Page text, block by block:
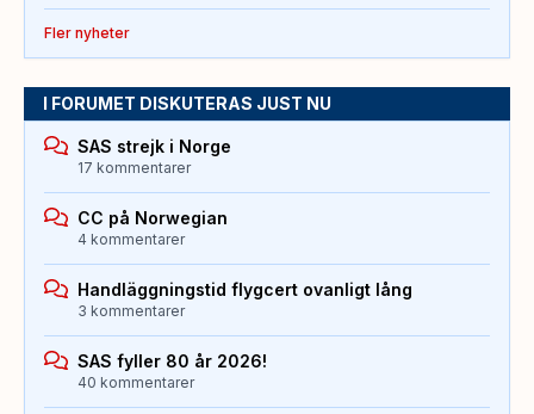
Fler nyheter
I FORUMET DISKUTERAS JUST NU
SAS strejk i Norge
17 kommentarer
CC på Norwegian
4 kommentarer
Handläggningstid flygcert ovanligt lång
3 kommentarer
SAS fyller 80 år 2026!
40 kommentarer